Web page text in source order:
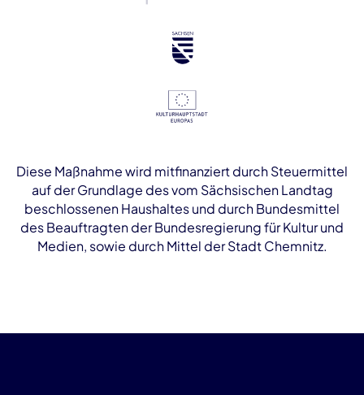
Diese Maßnahme wird mitfinanziert durch Steuermittel
auf der Grundlage des vom Sächsischen Landtag
beschlossenen Haushaltes und durch Bundesmittel
des Beauftragten der Bundesregierung für Kultur und
Medien, sowie durch Mittel der Stadt Chemnitz.